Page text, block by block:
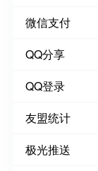
微信支付
QQ分享
QQ登录
友盟统计
极光推送